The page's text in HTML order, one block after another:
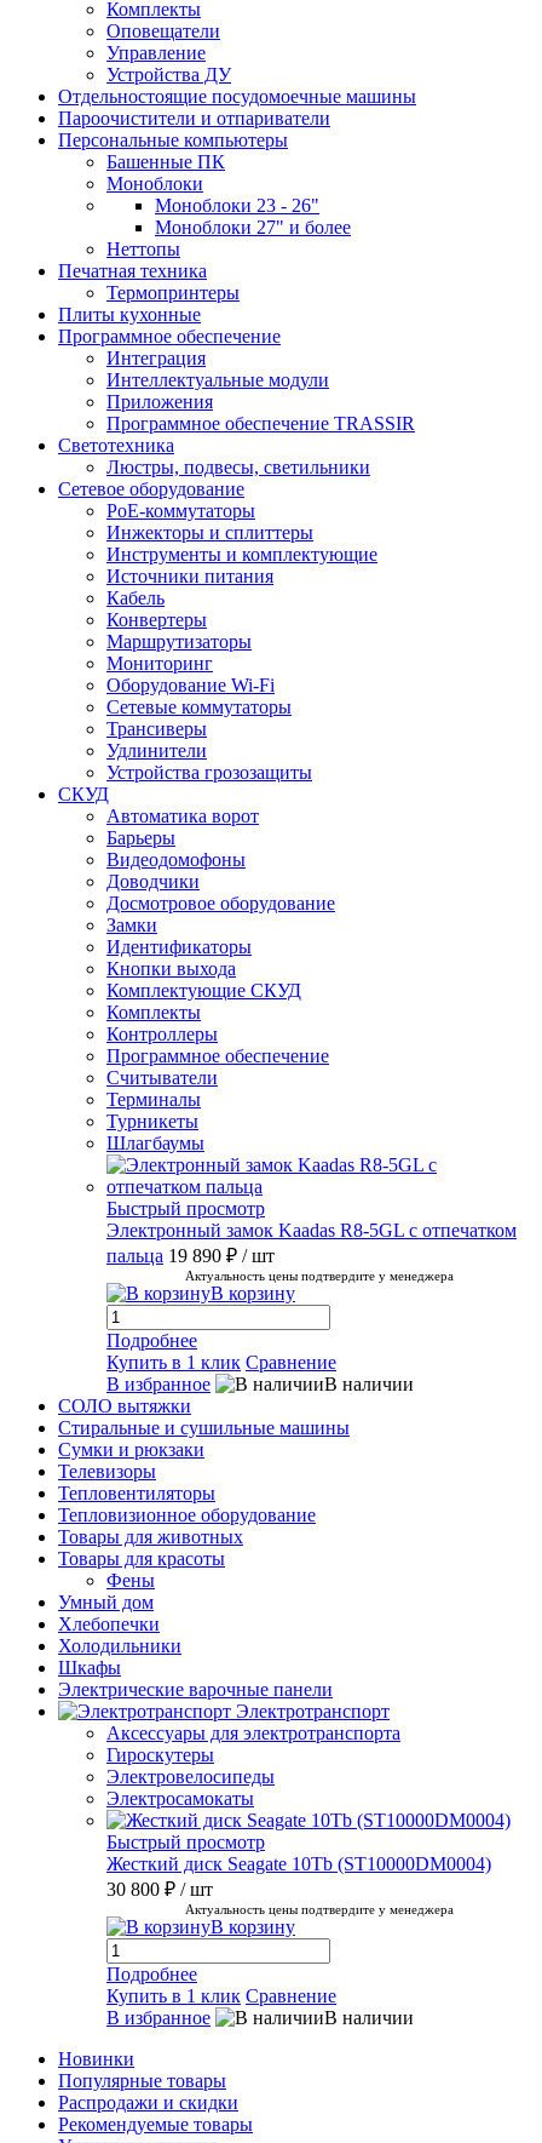
Комплекты
Оповещатели
Управление
Устройства ДУ
Отдельностоящие посудомоечные машины
Пароочистители и отпариватели
Персональные компьютеры
Башенные ПК
Моноблоки
Моноблоки 23 - 26"
Моноблоки 27" и более
Неттопы
Печатная техника
Термопринтеры
Плиты кухонные
Программное обеспечение
Интеграция
Интеллектуальные модули
Приложения
Программное обеспечение TRASSIR
Светотехника
Люстры, подвесы, светильники
Сетевое оборудование
PoE-коммутаторы
Инжекторы и сплиттеры
Инструменты и комплектующие
Источники питания
Кабель
Конвертеры
Маршрутизаторы
Мониторинг
Оборудование Wi-Fi
Сетевые коммутаторы
Трансиверы
Удлинители
Устройства грозозащиты
СКУД
Автоматика ворот
Барьеры
Видеодомофоны
Доводчики
Досмотровое оборудование
Замки
Идентификаторы
Кнопки выхода
Комплектующие СКУД
Комплекты
Контроллеры
Программное обеспечение
Считыватели
Терминалы
Турникеты
Шлагбаумы
Быстрый просмотр
Электронный замок Kaadas R8-5GL с отпечатком
пальца 19 890 ₽ / шт
Актуальность цены подтвердите у менеджера
В корзину
Подробнее
Купить в 1 клик Сравнение
В избранное
В наличии
СОЛО вытяжки
Стиральные и сушильные машины
Сумки и рюкзаки
Телевизоры
Тепловентиляторы
Тепловизионное оборудование
Товары для животных
Товары для красоты
Фены
Умный дом
Хлебопечки
Холодильники
Шкафы
Электрические варочные панели
Электротранспорт
Аксессуары для электротранспорта
Гироскутеры
Электровелосипеды
Электросамокаты
Быстрый просмотр
Жесткий диск Seagate 10Tb (ST10000DM0004)
30 800 ₽ / шт
Актуальность цены подтвердите у менеджера
В корзину
Подробнее
Купить в 1 клик Сравнение
В избранное
В наличии
Новинки
Популярные товары
Распродажи и скидки
Рекомендуемые товары